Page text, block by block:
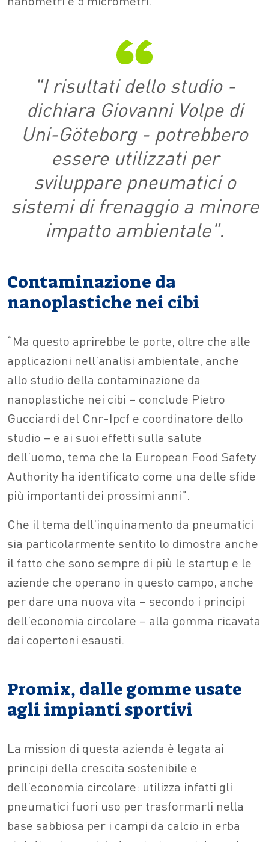
"I risultati dello studio -
dichiara Giovanni Volpe di
Uni-Göteborg - potrebbero
essere utilizzati per
sviluppare pneumatici o
sistemi di frenaggio a minore
impatto ambientale".
Contaminazione da
nanoplastiche nei cibi
“Ma questo aprirebbe le porte, oltre che alle
applicazioni nell’analisi ambientale, anche
allo studio della contaminazione da
nanoplastiche nei cibi – conclude Pietro
Gucciardi del Cnr-Ipcf e coordinatore dello
studio – e ai suoi effetti sulla salute
dell’uomo, tema che la European Food Safety
Authority ha identificato come una delle sfide
più importanti dei prossimi anni”.
Che il tema dell’inquinamento da pneumatici
sia particolarmente sentito lo dimostra anche
il fatto che sono sempre di più le startup e le
aziende che operano in questo campo, anche
per dare una nuova vita – secondo i principi
dell’economia circolare – alla gomma ricavata
dai copertoni esausti.
Promix, dalle gomme usate
agli impianti sportivi
La mission di questa azienda è legata ai
principi della crescita sostenibile e
dell’economia circolare: utilizza infatti gli
pneumatici fuori uso per trasformarli nella
base sabbiosa per i campi da calcio in erba